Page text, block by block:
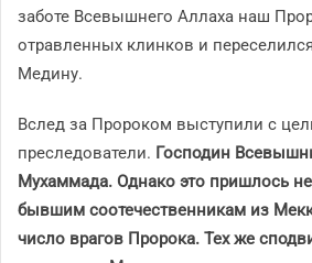
заботе Всевышнего Аллаха наш
отравленных клинков и
Медину.
Вслед за Пророком выступили с
преследователи. Господин
Мухаммада. Однако это пришлось
бывшим соотечественникам из
число врагов Пророка. Тех же